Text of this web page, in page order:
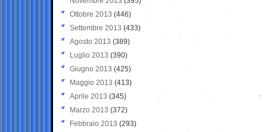
Ottobre 2013 (446)
Settembre 2013 (433)
Agosto 2013 (389)
Luglio 2013 (390)
Giugno 2013 (425)
Maggio 2013 (413)
Aprile 2013 (345)
Marzo 2013 (372)
Febbraio 2013 (293)